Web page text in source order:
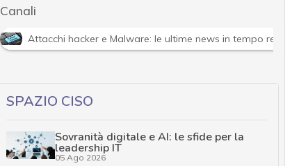
Canali
Attacchi hacker e Malware: le ultime news in tempo reale e
SPAZIO CISO
Sovranità digitale e AI: le sfide per la
leadership IT
05 Ago 2026